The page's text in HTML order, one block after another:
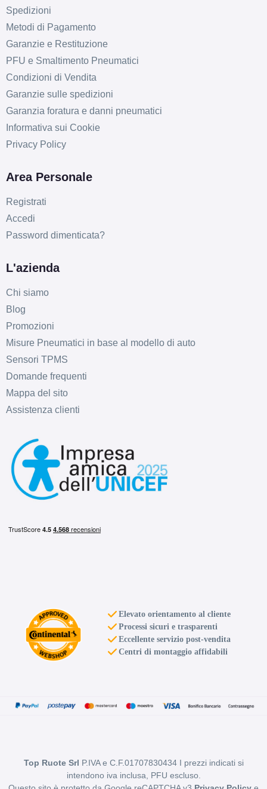
Spedizioni
Metodi di Pagamento
Garanzie e Restituzione
PFU e Smaltimento Pneumatici
Condizioni di Vendita
Garanzie sulle spedizioni
Garanzia foratura e danni pneumatici
Informativa sui Cookie
Privacy Policy
Area Personale
Registrati
Accedi
Password dimenticata?
L'azienda
Chi siamo
Blog
Promozioni
Misure Pneumatici in base al modello di auto
Sensori TPMS
Domande frequenti
Mappa del sito
Assistenza clienti
Elevato orientamento al cliente
Processi sicuri e trasparenti
Eccellente servizio post-vendita
Centri di montaggio affidabili
Top Ruote Srl P.IVA e C.F.01707830434 I prezzi indicati si
intendono iva inclusa, PFU escluso.